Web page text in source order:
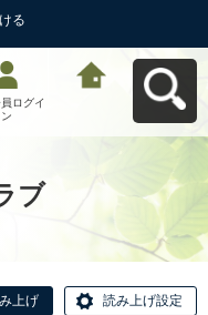
る
ログイ
ン
ブ
上げ 読み上げ設定